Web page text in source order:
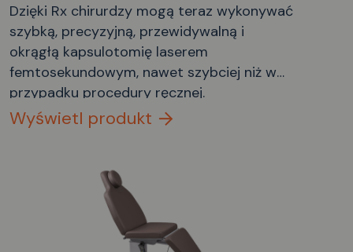
Dzięki Rx chirurdzy mogą teraz wykonywać
szybką, precyzyjną, przewidywalną i
okrągłą kapsulotomię laserem
femtosekundowym, nawet szybciej niż w
przypadku procedury ręcznej.
Wyświetl produkt